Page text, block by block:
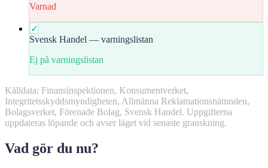
Varnad
✓
Svensk Handel — varningslistan
Ej på varningslistan
Källdata: Finansinspektionen, Konsumentverket,
Integritetsskyddsmyndigheten, Allmänna Reklamationsnämnden,
Bolagsverket, Förenade Bolag, Svensk Handel. Uppgifterna
uppdateras löpande och avser läget vid senaste granskning.
Vad gör du nu?